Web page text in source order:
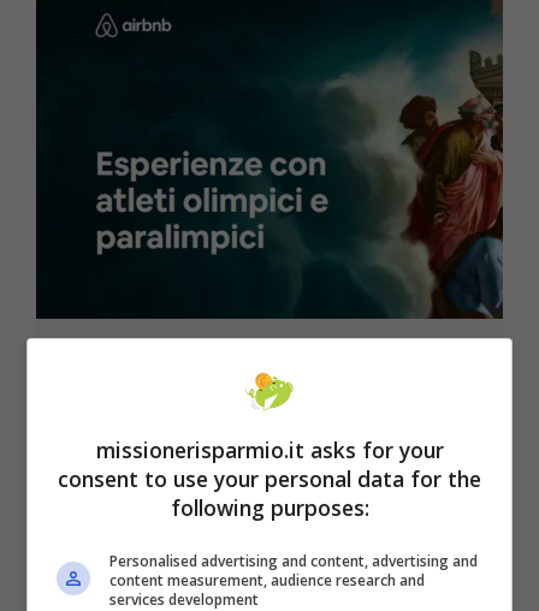
atleti olimpici grazie ad Aribnb
Airbnb propone esperienze interattive con atleti
olimpici e paralimpici direttamente da Tokyo.
Ecco come fare! ...Leggi tutto
23 Luglio 2021
missionerisparmio.it asks for your
consent to use your personal data for the
following purposes:
Personalised advertising and content, advertising and
content measurement, audience research and
services development